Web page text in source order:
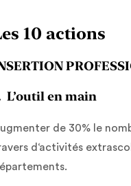
10 actions
L’outil en main
de 30% le
d‘activités